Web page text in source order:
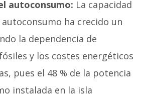
autoconsumo: La capacidad
ha crecido un
la dependencia de
y los costes energéticos
pues el 48 % de la potencia
instalada en la isla